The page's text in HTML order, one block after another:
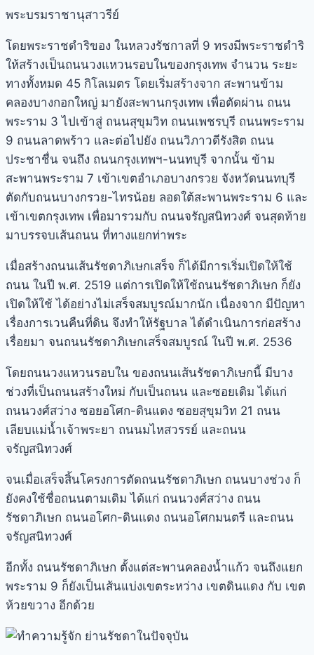
พระบรมราชานุสาวรีย์
โดยพระราชดำริของ ในหลวงรัชกาลที่ 9 ทรงมีพระราชดำริ
ให้สร้างเป็นถนนวงแหวนรอบในของกรุงเทพ จำนวน ระยะ
ทางทั้งหมด 45 กิโลเมตร โดยเริ่มสร้างจาก สะพานข้าม
คลองบางกอกใหญ่ มายังสะพานกรุงเทพ เพื่อตัดผ่าน ถนน
พระราม 3 ไปเข้าสู่ ถนนสุขุมวิท ถนนเพชรบุรี ถนนพระราม
9 ถนนลาดพร้าว และต่อไปยัง ถนนวิภาวดีรังสิต ถนน
ประชาชื่น จนถึง ถนนกรุงเทพฯ-นนทบุรี จากนั้น ข้าม
สะพานพระราม 7 เข้าเขตอำเภอบางกรวย จังหวัดนนทบุรี
ตัดกับถนนบางกรวย-ไทรน้อย ลอดใต้สะพานพระราม 6 และ
เข้าเขตกรุงเทพ เพื่อมารวมกับ ถนนจรัญสนิทวงศ์ จนสุดท้าย
มาบรรจบเส้นถนน ที่ทางแยกท่าพระ
เมื่อสร้างถนนเส้นรัชดาภิเษกเสร็จ ก็ได้มีการเริ่มเปิดให้ใช้
ถนน ในปี พ.ศ. 2519 แต่การเปิดให้ใช้ถนนรัชดาภิเษก ก็ยัง
เปิดให้ใช้ ได้อย่างไม่เสร็จสมบูรณ์มากนัก เนื่องจาก มีปัญหา
เรื่องการเวนคืนที่ดิน จึงทำให้รัฐบาล ได้ดำเนินการก่อสร้าง
เรื่อยมา จนถนนรัชดาภิเษกเสร็จสมบูรณ์ ในปี พ.ศ. 2536
โดยถนนวงแหวนรอบใน ของถนนเส้นรัชดาภิเษกนี้ มีบาง
ช่วงที่เป็นถนนสร้างใหม่ กับเป็นถนน และซอยเดิม ได้แก่
ถนนวงศ์สว่าง ซอยอโศก-ดินแดง ซอยสุขุมวิท 21 ถนน
เลียบแม่น้ำเจ้าพระยา ถนนมไหสวรรย์ และถนน
จรัญสนิทวงศ์
จนเมื่อเสร็จสิ้นโครงการตัดถนนรัชดาภิเษก ถนนบางช่วง ก็
ยังคงใช้ชื่อถนนตามเดิม ได้แก่ ถนนวงศ์สว่าง ถนน
รัชดาภิเษก ถนนอโศก-ดินแดง ถนนอโศกมนตรี และถนน
จรัญสนิทวงศ์
อีกทั้ง ถนนรัชดาภิเษก ตั้งแต่สะพานคลองน้ำแก้ว จนถึงแยก
พระราม 9 ก็ยังเป็นเส้นแบ่งเขตระหว่าง เขตดินแดง กับ เขต
ห้วยขวาง อีกด้วย